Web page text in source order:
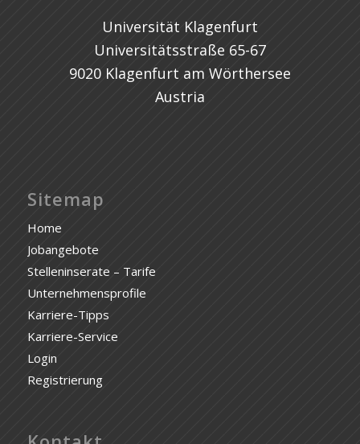
Universität Klagenfurt
Universitätsstraße 65-67
9020 Klagenfurt am Wörthersee
Austria
Sitemap
Home
Jobangebote
Stelleninserate – Tarife
Unternehmensprofile
Karriere-Tipps
Karriere-Service
Login
Registrierung